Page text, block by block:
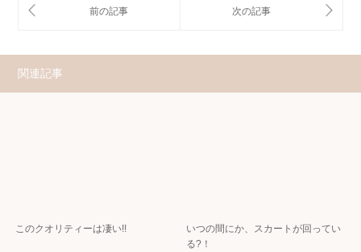
関連記事
このクオリティーは凄い!!
いつの間にか、スカートが回ってい
る?！